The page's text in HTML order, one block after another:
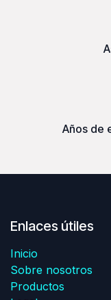
Años de
Enlaces útiles
Inicio
Sobre nosotros
Productos